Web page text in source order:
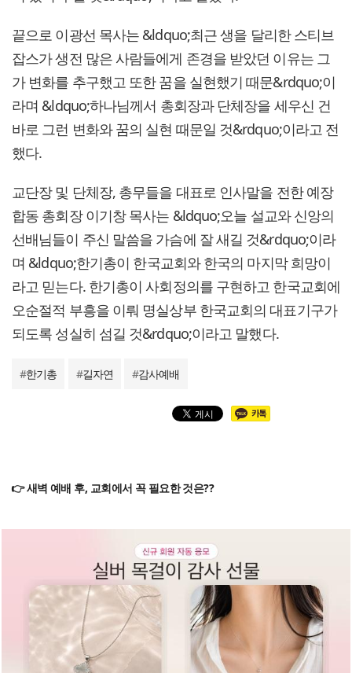
끝으로 이광선 목사는 &ldquo;최근 생을 달리한 스티브
잡스가 생전 많은 사람들에게 존경을 받았던 이유는 그
가 변화를 추구했고 또한 꿈을 실현했기 때문&rdquo;이
라며 &ldquo;하나님께서 총회장과 단체장을 세우신 건
바로 그런 변화와 꿈의 실현 때문일 것&rdquo;이라고 전
했다.
교단장 및 단체장, 총무들을 대표로 인사말을 전한 예장
합동 총회장 이기창 목사는 &ldquo;오늘 설교와 신앙의
선배님들이 주신 말씀을 가슴에 잘 새길 것&rdquo;이라
며 &ldquo;한기총이 한국교회와 한국의 마지막 희망이
라고 믿는다. 한기총이 사회정의를 구현하고 한국교회에
오순절적 부흥을 이뤄 명실상부 한국교회의 대표기구가
되도록 성실히 섬길 것&rdquo;이라고 말했다.
#한기총 #길자연 #감사예배
👉 새벽 예배 후, 교회에서 꼭 필요한 것은??